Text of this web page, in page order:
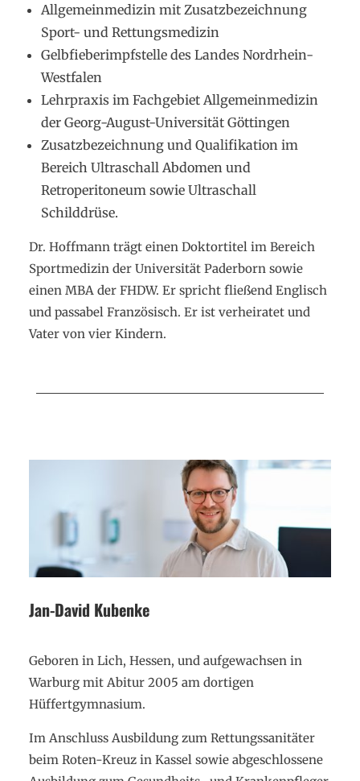
Allgemeinmedizin mit Zusatzbezeichnung
Sport- und Rettungsmedizin
Gelbfieberimpfstelle des Landes Nordrhein-
Westfalen
Lehrpraxis im Fachgebiet Allgemeinmedizin
der Georg-August-Universität Göttingen
Zusatzbezeichnung und Qualifikation im
Bereich Ultraschall Abdomen und
Retroperitoneum sowie Ultraschall
Schilddrüse.
Dr. Hoffmann trägt einen Doktortitel im Bereich
Sportmedizin der Universität Paderborn sowie
einen MBA der FHDW. Er spricht fließend Englisch
und passabel Französisch. Er ist verheiratet und
Vater von vier Kindern.
Jan-David Kubenke
Geboren in Lich, Hessen, und aufgewachsen in
Warburg mit Abitur 2005 am dortigen
Hüffertgymnasium.
Im Anschluss Ausbildung zum Rettungssanitäter
beim Roten-Kreuz in Kassel sowie abgeschlossene